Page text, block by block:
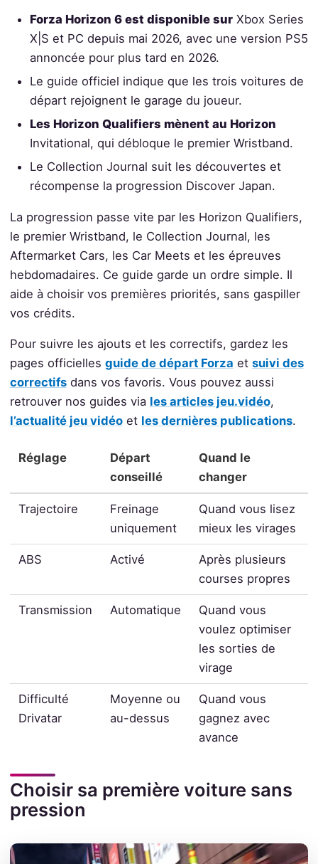
Forza Horizon 6 est disponible sur Xbox Series
X|S et PC depuis mai 2026, avec une version PS5
annoncée pour plus tard en 2026.
Le guide officiel indique que les trois voitures de
départ rejoignent le garage du joueur.
Les Horizon Qualifiers mènent au Horizon
Invitational, qui débloque le premier Wristband.
Le Collection Journal suit les découvertes et
récompense la progression Discover Japan.
La progression passe vite par les Horizon Qualifiers,
le premier Wristband, le Collection Journal, les
Aftermarket Cars, les Car Meets et les épreuves
hebdomadaires. Ce guide garde un ordre simple. Il
aide à choisir vos premières priorités, sans gaspiller
vos crédits.
Pour suivre les ajouts et les correctifs, gardez les
pages officielles guide de départ Forza et suivi des
correctifsdans vos favoris. Vous pouvez aussi
retrouver nos guides via les articles jeu.vidéo,
l’actualité jeu vidéoet les dernières publications.
Réglage
Départ
conseillé
Quand le
changer
Trajectoire
Freinage
uniquement
Quand vous lisez
mieux les virages
ABS Activé
Après plusieurs
courses propres
Transmission Automatique
Quand vous
voulez optimiser
les sorties de
virage
Difficulté
Drivatar
Moyenne ou
au-dessus
Quand vous
gagnez avec
avance
Choisir sa première voiture sans
pression